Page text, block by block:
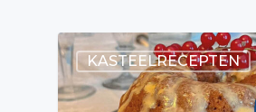
KASTEELRECEPTEN